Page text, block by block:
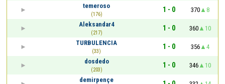
temeroso
(176)
1 - 0 370
8
Aleksandar4
(217)
1 - 0 360
10
TURBULENCIA
(33)
1 - 0 356
4
dosdedo
(203)
1 - 0 346
10
demirpençe